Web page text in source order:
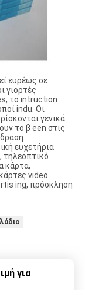
ευρέως σε
γιορτές
το intruction
indu. Οι
γενικά
το β een στις
ευχετήρια
τηλεοπτικό
κάρτα,
video
ing, πρόσκληση
για